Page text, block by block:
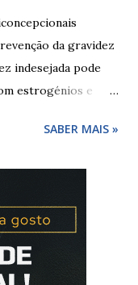
da gravidez
indesejada pode
estrogénios e
yasmin® e
dia, seguindo
cartela ou blister
A mulher
seguida, deve
SABER MAIS »